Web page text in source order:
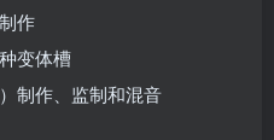
作
变体槽
制作、监制和混音